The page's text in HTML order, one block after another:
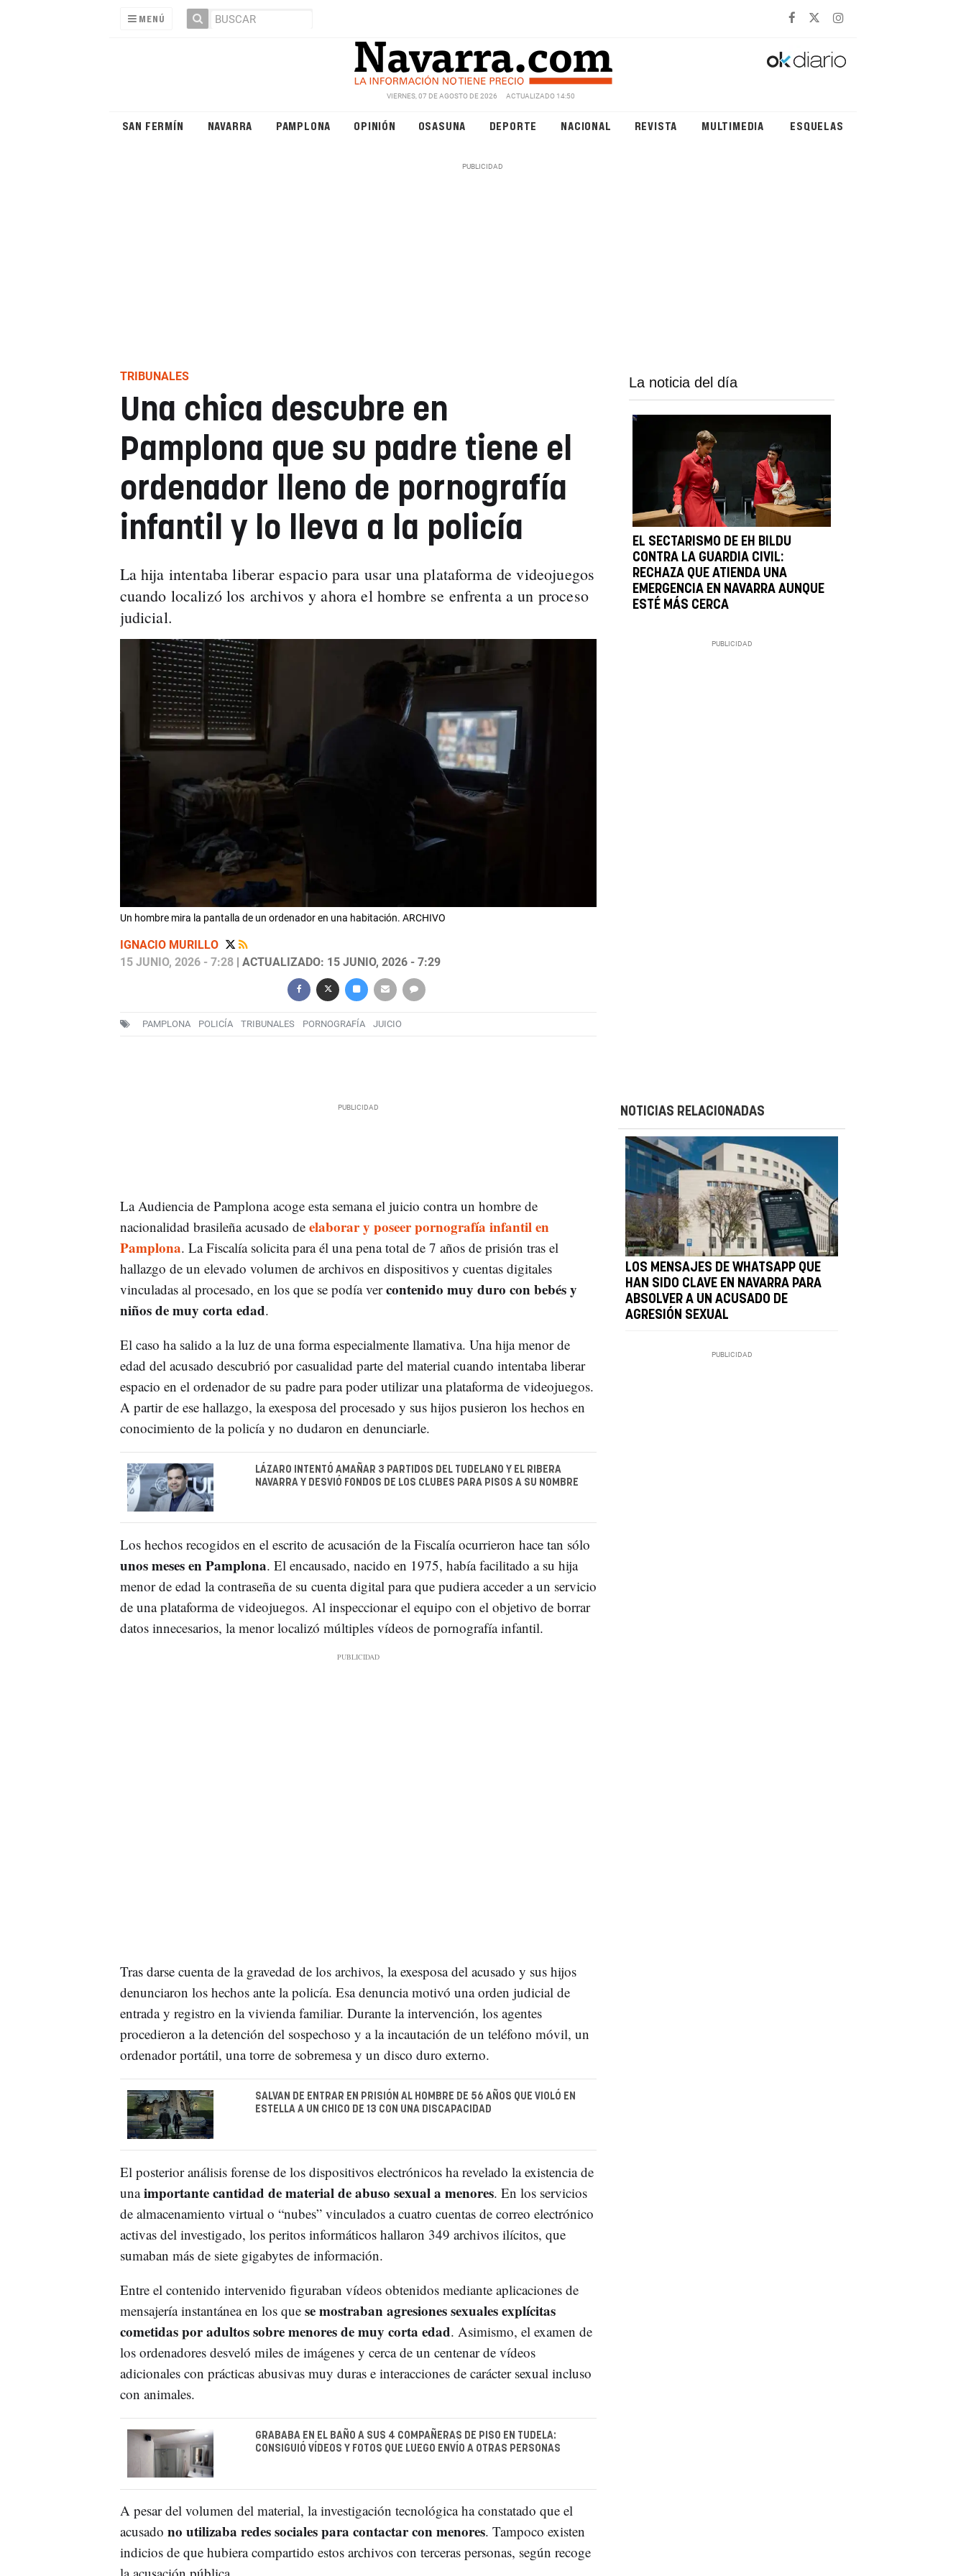
MENÚ
VIERNES, 07 DE AGOSTO DE 2026 ACTUALIZADO 14:50
SAN FERMÍN NAVARRA PAMPLONA OPINIÓN OSASUNA DEPORTE NACIONAL REVISTA MULTIMEDIA ESQUELAS
TRIBUNALES
Una chica descubre en
Pamplona que su padre tiene el
ordenador lleno de pornografía
infantil y lo lleva a la policía
La hija intentaba liberar espacio para usar una plataforma de videojuegos
cuando localizó los archivos y ahora el hombre se enfrenta a un proceso
judicial.
Un hombre mira la pantalla de un ordenador en una habitación. ARCHIVO
IGNACIO MURILLO
15 JUNIO, 2026 - 7:28| ACTUALIZADO: 15 JUNIO, 2026 - 7:29
PAMPLONA POLICÍA TRIBUNALES PORNOGRAFÍA JUICIO
La noticia del día
EL SECTARISMO DE EH BILDU
CONTRA LA GUARDIA CIVIL:
RECHAZA QUE ATIENDA UNA
EMERGENCIA EN NAVARRA AUNQUE
ESTÉ MÁS CERCA
La Audiencia de Pamplona acoge esta semana el juicio contra un hombre de
nacionalidad brasileña acusado de elaborar y poseer pornografía infantil en
Pamplona. La Fiscalía solicita para él una pena total de 7 años de prisión tras el
hallazgo de un elevado volumen de archivos en dispositivos y cuentas digitales
vinculadas al procesado, en los que se podía vercontenido muy duro con bebés y
niños de muy corta edad.
El caso ha salido a la luz de una forma especialmente llamativa. Una hija menor de
edad del acusado descubrió por casualidad parte del material cuando intentaba liberar
espacio en el ordenador de su padre para poder utilizar una plataforma de videojuegos.
A partir de ese hallazgo, la exesposa del procesado y sus hijos pusieron los hechos en
conocimiento de la policía y no dudaron en denunciarle.
LÁZARO INTENTÓ AMAÑAR 3 PARTIDOS DEL TUDELANO Y EL RIBERA
NAVARRA Y DESVIÓ FONDOS DE LOS CLUBES PARA PISOS A SU NOMBRE
Los hechos recogidos en el escrito de acusación de la Fiscalía ocurrieron hace tan sólo
unos meses en Pamplona. El encausado, nacido en 1975, había facilitado a su hija
menor de edad la contraseña de su cuenta digital para que pudiera acceder a un servicio
de una plataforma de videojuegos. Al inspeccionar el equipo con el objetivo de borrar
datos innecesarios, la menor localizó múltiples vídeos de pornografía infantil.
Tras darse cuenta de la gravedad de los archivos, la exesposa del acusado y sus hijos
denunciaron los hechos ante la policía. Esa denuncia motivó una orden judicial de
entrada y registro en la vivienda familiar. Durante la intervención, los agentes
procedieron a la detención del sospechoso y a la incautación de un teléfono móvil, un
ordenador portátil, una torre de sobremesa y un disco duro externo.
SALVAN DE ENTRAR EN PRISIÓN AL HOMBRE DE 56 AÑOS QUE VIOLÓ EN
ESTELLA A UN CHICO DE 13 CON UNA DISCAPACIDAD
El posterior análisis forense de los dispositivos electrónicos ha revelado la existencia de
unaimportante cantidad de material de abuso sexual a menores. En los servicios
de almacenamiento virtual o “nubes” vinculados a cuatro cuentas de correo electrónico
activas del investigado, los peritos informáticos hallaron 349 archivos ilícitos, que
sumaban más de siete gigabytes de información.
Entre el contenido intervenido figuraban vídeos obtenidos mediante aplicaciones de
mensajería instantánea en los quese mostraban agresiones sexuales explícitas
cometidas por adultos sobre menores de muy corta edad. Asimismo, el examen de
los ordenadores desveló miles de imágenes y cerca de un centenar de vídeos
adicionales con prácticas abusivas muy duras e interacciones de carácter sexual incluso
con animales.
GRABABA EN EL BAÑO A SUS 4 COMPAÑERAS DE PISO EN TUDELA:
CONSIGUIÓ VÍDEOS Y FOTOS QUE LUEGO ENVÍO A OTRAS PERSONAS
A pesar del volumen del material, la investigación tecnológica ha constatado que el
acusado no utilizaba redes sociales para contactar con menores. Tampoco existen
indicios de que hubiera compartido estos archivos con terceras personas, según recoge
NOTICIAS RELACIONADAS
LOS MENSAJES DE WHATSAPP QUE
HAN SIDO CLAVE EN NAVARRA PARA
ABSOLVER A UN ACUSADO DE
AGRESIÓN SEXUAL